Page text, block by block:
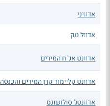
אדוויני
אדוול טק
אדוונט אג"ח המירים
אדוונט קליימור קרן המירים והכנסה
אדוונטג' סולושונס